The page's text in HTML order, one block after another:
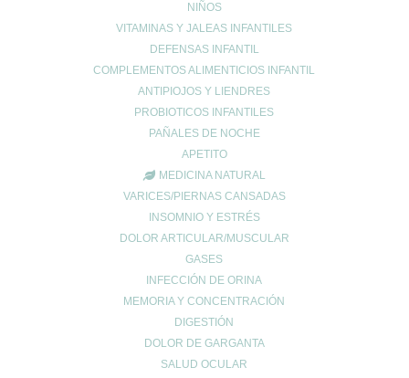
NIÑOS
VITAMINAS Y JALEAS INFANTILES
DEFENSAS INFANTIL
COMPLEMENTOS ALIMENTICIOS INFANTIL
ANTIPIOJOS Y LIENDRES
PROBIOTICOS INFANTILES
PAÑALES DE NOCHE
APETITO
MEDICINA NATURAL
VARICES/PIERNAS CANSADAS
INSOMNIO Y ESTRÉS
DOLOR ARTICULAR/MUSCULAR
GASES
INFECCIÓN DE ORINA
MEMORIA Y CONCENTRACIÓN
DIGESTIÓN
DOLOR DE GARGANTA
SALUD OCULAR
info@farmaciaromerosagunto.com
HORARIO
de 9:00h a 14:00h
y de 16:30h a 20:30h
Sábados de 9:00h a 13:30h
MI ESPACIO
Carrito de compra